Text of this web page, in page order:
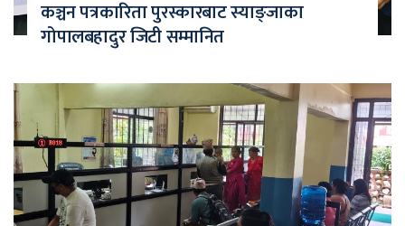
कञ्चन पत्रकारिता पुरस्कारबाट स्याङ्जाका
गोपालबहादुर जिटी सम्मानित